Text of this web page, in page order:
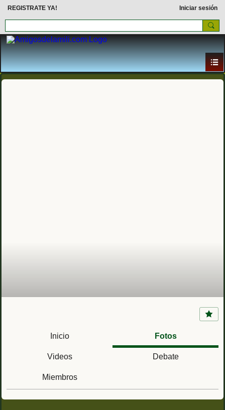
REGISTRATE YA! Iniciar sesión
Grupo de Fuerzas Regulares Indígenas de
Ceuta nº 3 (Protectorado Español de
Inicio Fotos
Videos Debate
Miembros